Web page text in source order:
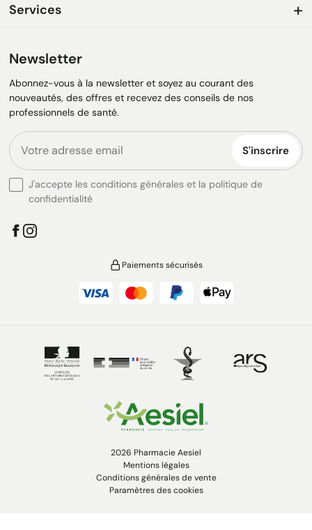
Services
Newsletter
Abonnez-vous à la newsletter et soyez au courant des
nouveautés, des offres et recevez des conseils de nos
professionnels de santé.
S'inscrire
J'accepte les conditions générales et la politique de
confidentialité
Paiements sécurisés
2026 Pharmacie Aesiel
Mentions légales
Conditions générales de vente
Paramètres des cookies